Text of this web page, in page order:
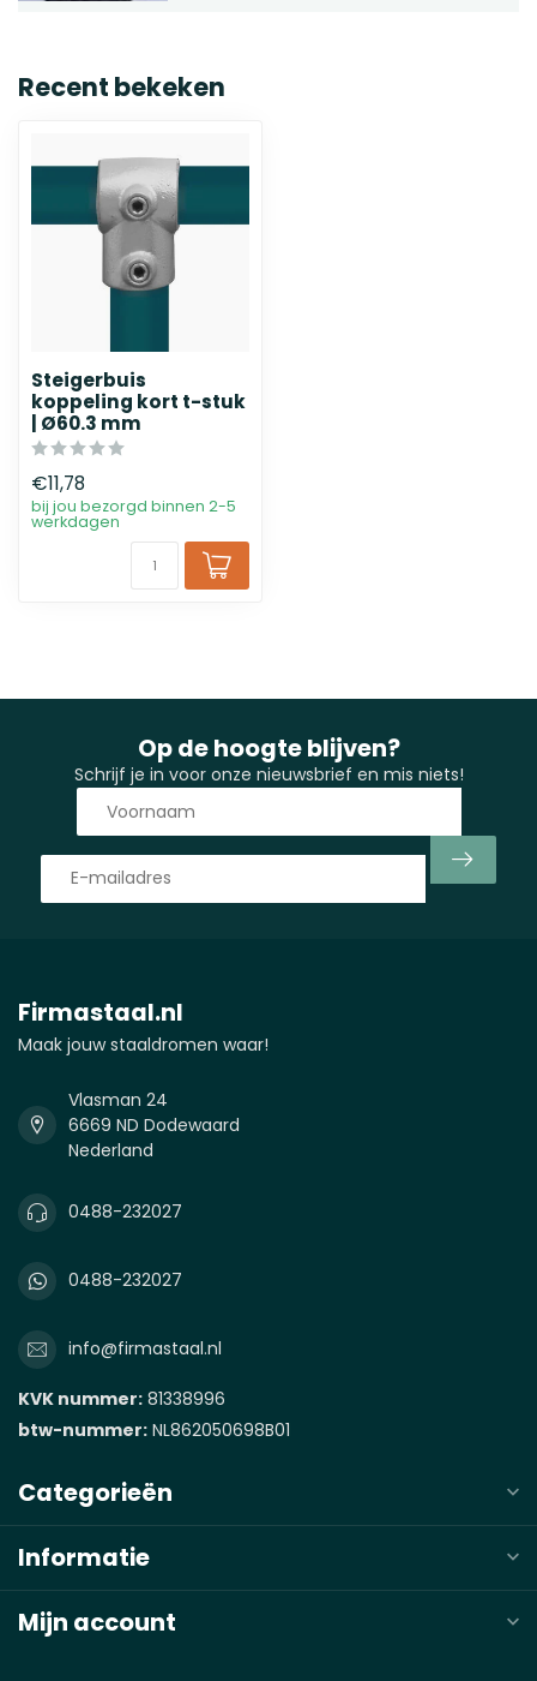
Recent bekeken
Steigerbuis
koppeling kort t-stuk
| Ø60.3 mm
€11,78
bij jou bezorgd binnen 2-5
werkdagen
Op de hoogte blijven?
Schrijf je in voor onze nieuwsbrief en mis niets!
Firmastaal.nl
Maak jouw staaldromen waar!
Vlasman 24
6669 ND Dodewaard
Nederland
0488-232027
0488-232027
info@firmastaal.nl
KVK nummer: 81338996
btw-nummer: NL862050698B01
Categorieën
Informatie
Mijn account